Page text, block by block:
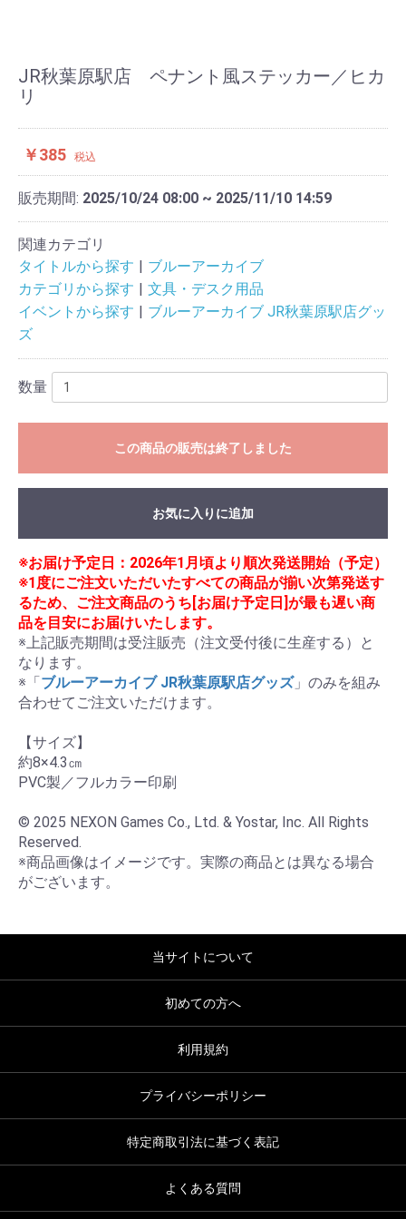
JR秋葉原駅店 ペナント風ステッカー／ヒカ
リ
￥385 税込
販売期間: 2025/10/24 08:00 ~ 2025/11/10 14:59
関連カテゴリ
タイトルから探す
ブルーアーカイブ
カテゴリから探す
文具・デスク用品
イベントから探す
ブルーアーカイブ JR秋葉原駅店グッ
ズ
数量
この商品の販売は終了しました
お気に入りに追加
※お届け予定日：2026年1月頃より順次発送開始（予定）
※1度にご注文いただいたすべての商品が揃い次第発送す
るため、ご注文商品のうち[お届け予定日]が最も遅い商
品を目安にお届けいたします。
※上記販売期間は受注販売（注文受付後に生産する）と
なります。
※「ブルーアーカイブ JR秋葉原駅店グッズ」のみを組み
合わせてご注文いただけます。
【サイズ】
約8×4.3㎝
PVC製／フルカラー印刷
© 2025 NEXON Games Co., Ltd. & Yostar, Inc. All Rights
Reserved.
※商品画像はイメージです。実際の商品とは異なる場合
がございます。
当サイトについて
初めての方へ
利用規約
プライバシーポリシー
特定商取引法に基づく表記
よくある質問